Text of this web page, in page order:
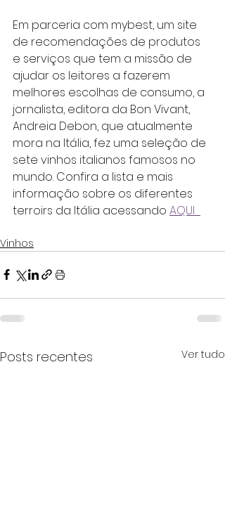
Em parceria com mybest, um site
de recomendações de produtos
e serviços que tem a missão de
ajudar os leitores a fazerem
melhores escolhas de consumo, a
jornalista, editora da Bon Vivant,
Andreia Debon, que atualmente
mora na Itália, fez uma seleção de
sete vinhos italianos famosos no
mundo. Confira a lista e mais
informação sobre os diferentes
terroirs da Itália acessando AQUI
Vinhos
Posts recentes Ver tudo